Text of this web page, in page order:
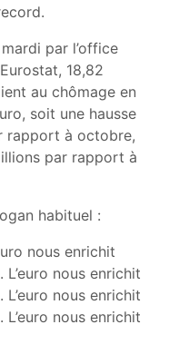
par l’office
18,82
au chômage en
soit une hausse
rapport à octobre,
par rapport à
habituel :
nous enrichit
L’euro nous enrichit
L’euro nous enrichit
L’euro nous enrichit